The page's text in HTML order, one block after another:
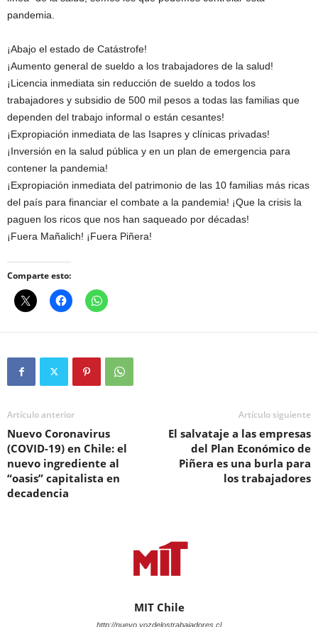
pandemia.
¡Abajo el estado de Catástrofe!
¡Aumento general de sueldo a los trabajadores de la salud!
¡Licencia inmediata sin reducción de sueldo a todos los
trabajadores y subsidio de 500 mil pesos a todas las familias que
dependen del trabajo informal o están cesantes!
¡Expropiación inmediata de las Isapres y clínicas privadas!
¡Inversión en la salud pública y en un plan de emergencia para
contener la pandemia!
¡Expropiación inmediata del patrimonio de las 10 familias más ricas
del país para financiar el combate a la pandemia! ¡Que la crisis la
paguen los ricos que nos han saqueado por décadas!
¡Fuera Mañalich! ¡Fuera Piñera!
Comparte esto:
Artículo anterior
Nuevo Coronavirus
(COVID-19) en Chile: el
nuevo ingrediente al
“oasis” capitalista en
decadencia
Artículo siguiente
El salvataje a las empresas
del Plan Económico de
Piñera es una burla para
los trabajadores
MIT Chile
http://nuevo.vozdelostrabajadores.cl